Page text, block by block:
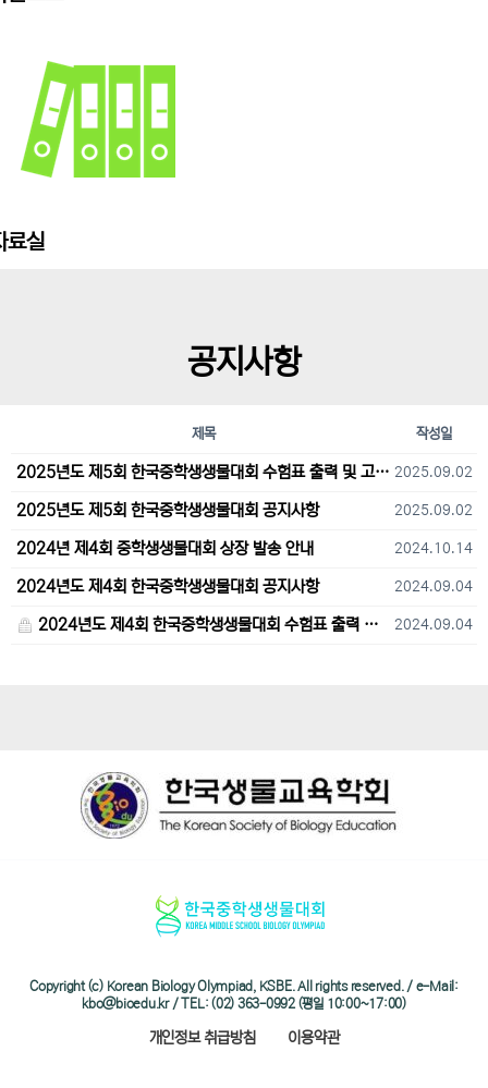
료실
공지사항
제목 작성일
2025년도 제5회 한국중학생생물대회 수험표 출력 및 고사장 오시는 길 안내 2025.09.02
2025년도 제5회 한국중학생생물대회 공지사항 2025.09.02
2024년 제4회 중학생생물대회 상장 발송 안내 2024.10.14
2024년도 제4회 한국중학생생물대회 공지사항 2024.09.04
2024년도 제4회 한국중학생생물대회 수험표 출력 및 고사장 오시는 길 안내 2024.09.04
Copyright (c) Korean Biology Olympiad, KSBE. All rights reserved. / e-Mail:
kbo@bioedu.kr / TEL: (02) 363-0992 (평일 10:00~17:00)
개인정보 취급방침 이용약관